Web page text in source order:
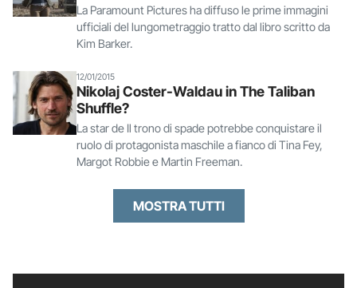
La Paramount Pictures ha diffuso le prime immagini
ufficiali del lungometraggio tratto dal libro scritto da
Kim Barker.
12/01/2015
Nikolaj Coster-Waldau in The Taliban
Shuffle?
La star de Il trono di spade potrebbe conquistare il
ruolo di protagonista maschile a fianco di Tina Fey,
Margot Robbie e Martin Freeman.
MOSTRA TUTTI